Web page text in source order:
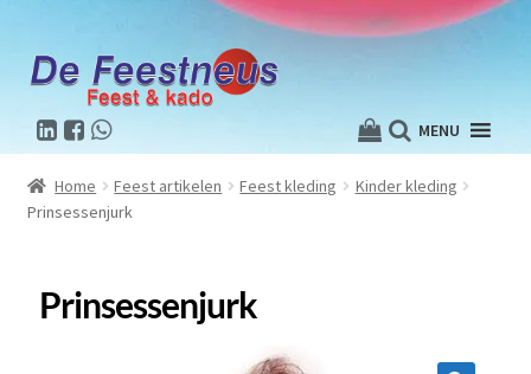
MENU
Home Feest artikelen Feest kleding
Kinder kleding
Prinsessenjurk
Prinsessenjurk